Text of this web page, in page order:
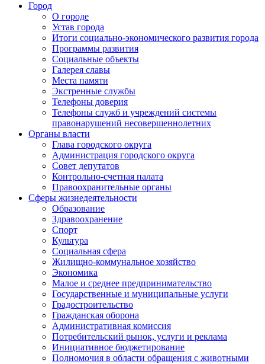
Город
О городе
Устав города
Итоги социально-экономического развития города
Программы развития
Социальные объекты
Галерея славы
Места памяти
Экстренные службы
Телефоны доверия
Телефоны служб и учреждений системы
правонарушений несовершеннолетних
Органы власти
Глава городского округа
Администрация городcкого округа
Совет депутатов
Контрольно-счетная палата
Правоохранительные органы
Сферы жизнедеятельности
Образование
Здравоохранение
Спорт
Культура
Социальная сфера
Жилищно-коммунальное хозяйство
Экономика
Малое и среднее предпринимательство
Государственные и муниципальные услуги
Градостроительство
Гражданская оборона
Административная комиссия
Потребительский рынок, услуги и реклама
Инициативное бюджетирование
Полномочия в области обращения с животными